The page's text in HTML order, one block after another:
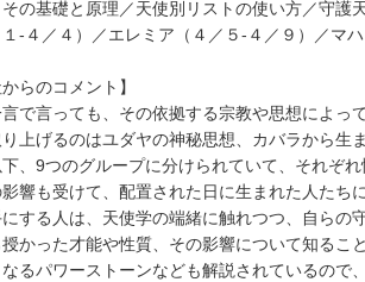
の基礎と原理／天使別リストの使い方／守
１-４／４）／エレミア（４／５-４／９）／
からのコメント】
で言っても、その依拠する宗教や思想によっ
上げるのはユダヤの神秘思想、カバラから生
、9つのグループに分けられていて、それぞ
響も受けて、配置された日に生まれた人たち
する人は、天使学の端緒に触れつつ、自らの
かった才能や性質、その影響について知るこ
るパワーストーンなども解説されているので